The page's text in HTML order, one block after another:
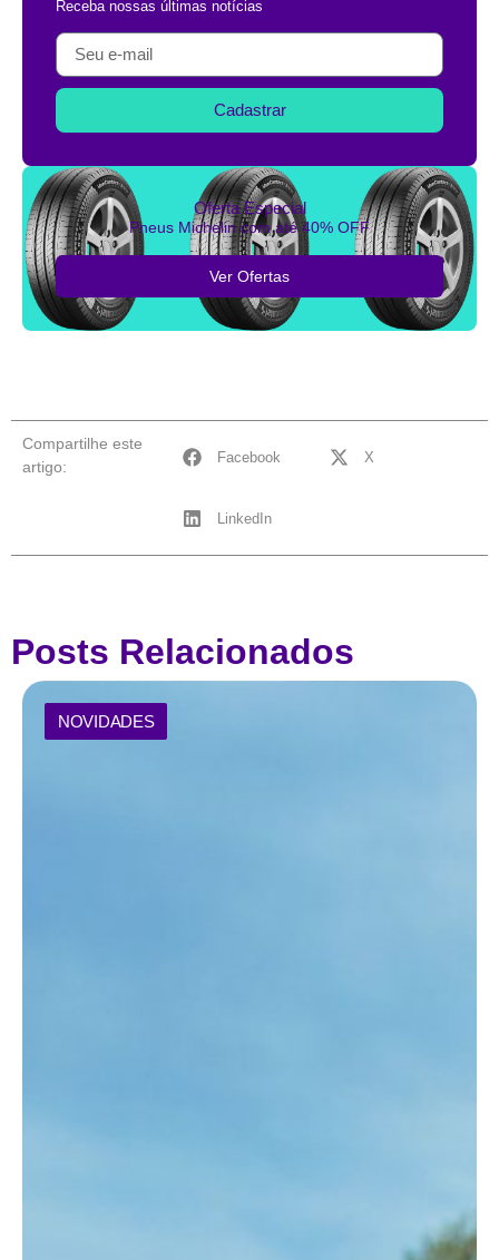
Receba nossas últimas notícias
Cadastrar
Oferta Especial
Pneus Michelin com até 40% OFF
Ver Ofertas
Compartilhe este
artigo:
Facebook X
LinkedIn
Posts Relacionados
NOVIDADES